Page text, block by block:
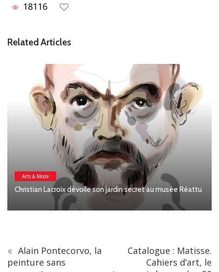
18116
Related Articles
Arts & Mode
Christian Lacroix dévoile son jardin secret au musée Réattu
Alain Pontecorvo, la
peinture sans
Catalogue : Matisse.
Cahiers d’art, le